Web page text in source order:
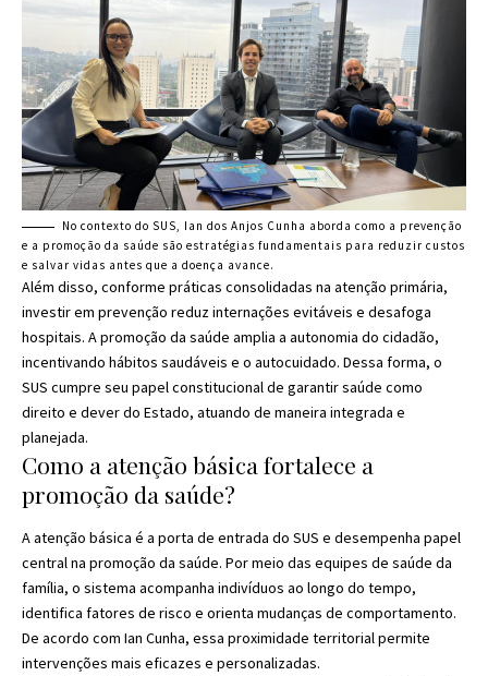
No contexto do SUS, Ian dos Anjos Cunha aborda como a prevenção
e a promoção da saúde são estratégias fundamentais para reduzir custos
e salvar vidas antes que a doença avance.
Além disso, conforme práticas consolidadas na atenção primária,
investir em prevenção reduz internações evitáveis e desafoga
hospitais. A promoção da saúde amplia a autonomia do cidadão,
incentivando hábitos saudáveis e o autocuidado. Dessa forma, o
SUS cumpre seu papel constitucional de garantir saúde como
direito e dever do Estado, atuando de maneira integrada e
planejada.
Como a atenção básica fortalece a
promoção da saúde?
A atenção básica é a porta de entrada do SUS e desempenha papel
central na promoção da saúde. Por meio das equipes de saúde da
família, o sistema acompanha indivíduos ao longo do tempo,
identifica fatores de risco e orienta mudanças de comportamento.
De acordo com Ian Cunha, essa proximidade territorial permite
intervenções mais eficazes e personalizadas.